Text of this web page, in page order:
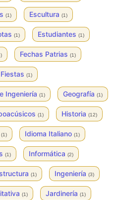
(1) Escultura (1)
(1) Estudiantes (1)
Fechas Patrias (1)
(1)
Ingeniería (1) Geografía (1)
(1) Historia (12)
(1) Idioma Italiano (1)
(1) Informática (2)
(1) Ingeniería (3)
(1) Jardinería (1)